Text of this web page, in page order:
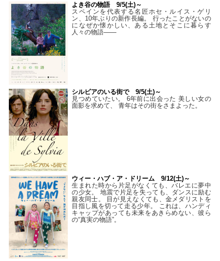
よき谷の物語 9/5(土)～
スペインを代表する名匠ホセ・ルイス・ゲリ
ン、10年ぶりの新作長編。 行ったことがないの
になぜか懐かしい、ある土地とそこに暮らす
人々の物語――
シルビアのいる街で 9/5(土)～
見つめていたい。 6年前に出会った 美しい女の
面影を求めて、 青年はその街をさまよった。
ウィー・ハブ・ア・ドリーム 9/12(土)～
生まれた時から片足がなくても、バレエに夢中
の少女。 地震で片足を失っても、ダンスに励む
親友同士。 目が見えなくても、金メダリストを
目指し風を切って走る少年。 これは、ハンディ
キャップがあっても未来をあきらめない、彼ら
の“真実の物語”。